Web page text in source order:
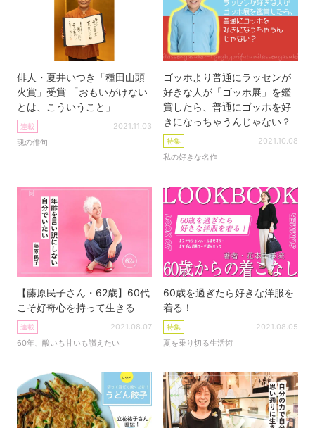
俳人・夏井いつき「種田山頭
火賞」受賞 「おもいがけない
とは、こういうこと」
連載
魂の俳句
2021.11.03
ゴッホより普通にラッセンが
好きな人が「ゴッホ展」を鑑
賞したら、普通にゴッホを好
きになっちゃうんじゃない？
特集
私の好きな名作
2021.10.08
【藤原民子さん・62歳】60代
こそ好奇心を持って生きる
連載
60年、酸いも甘いも讃えたい
2021.08.07
60歳を過ぎたら好きな洋服を
着る！
特集
夏を乗り切る生活術
2021.08.05